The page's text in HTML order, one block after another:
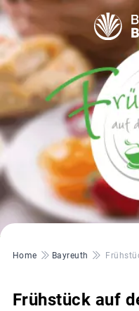
Pfadnavigation
Home Bayreuth
Frühstück auf